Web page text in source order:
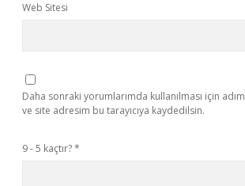
Web Sitesi
Daha sonraki yorumlarımda kullanılması için
ve site adresim bu tarayıcıya kaydedilsin.
9 - 5 kaçtır?*